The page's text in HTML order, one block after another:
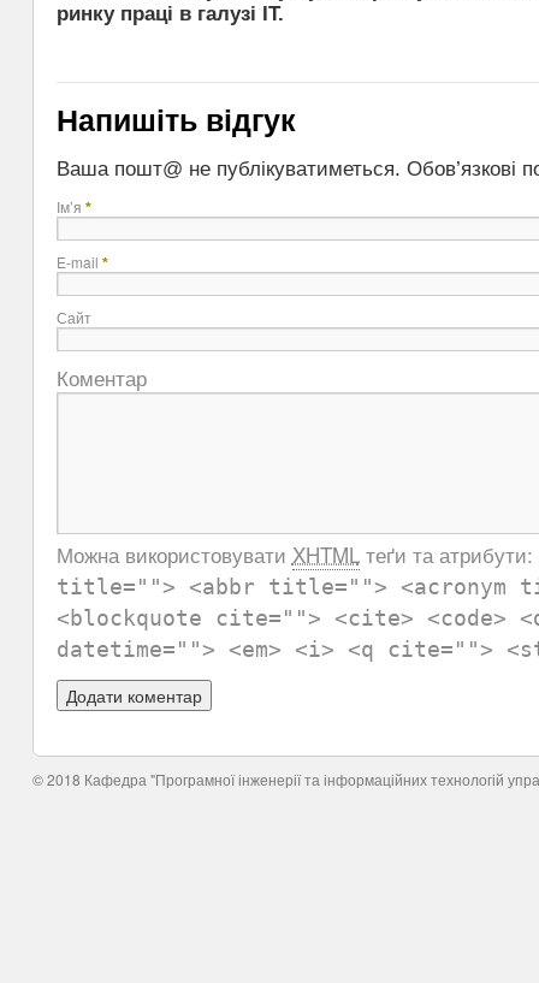
ринку праці в галузі ІТ.
Напишіть відгук
Ваша пошт@ не публікуватиметься. Обов’язкові
Ім’я *
E-mail *
Сайт
Коментар
Можна використовувати XHTMLтеґи та атрибути:
title=""> <abbr title=""> <acronym
<blockquote cite=""> <cite> <code>
datetime=""> <em> <i> <q cite="">
© 2018 Кафедра "Програмної інженерії та інформаційних технологій